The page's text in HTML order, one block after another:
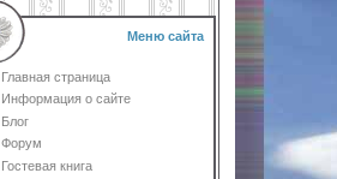
Меню сайта
Главная страница
Информация о сайте
Блог
Форум
Гостевая книга